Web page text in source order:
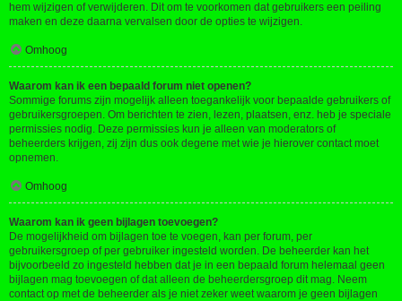
hem wijzigen of verwijderen. Dit om te voorkomen dat gebruikers een peiling
maken en deze daarna vervalsen door de opties te wijzigen.
Omhoog
Waarom kan ik een bepaald forum niet openen?
Sommige forums zijn mogelijk alleen toegankelijk voor bepaalde gebruikers of
gebruikersgroepen. Om berichten te zien, lezen, plaatsen, enz. heb je speciale
permissies nodig. Deze permissies kun je alleen van moderators of
beheerders krijgen, zij zijn dus ook degene met wie je hierover contact moet
opnemen.
Omhoog
Waarom kan ik geen bijlagen toevoegen?
De mogelijkheid om bijlagen toe te voegen, kan per forum, per
gebruikersgroep of per gebruiker ingesteld worden. De beheerder kan het
bijvoorbeeld zo ingesteld hebben dat je in een bepaald forum helemaal geen
bijlagen mag toevoegen of dat alleen de beheerdersgroep dit mag. Neem
contact op met de beheerder als je niet zeker weet waarom je geen bijlagen